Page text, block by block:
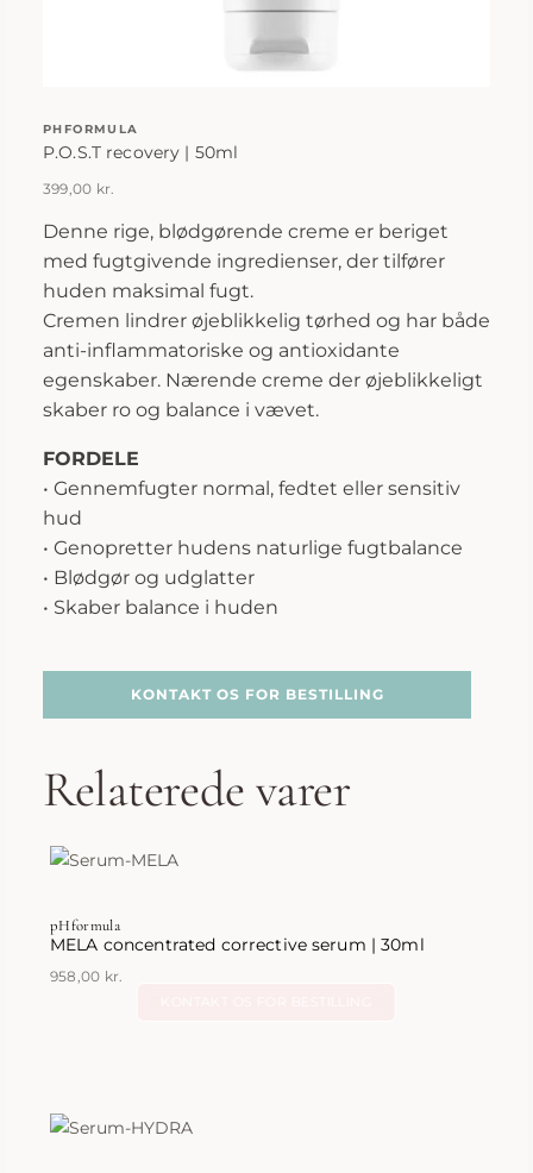
PHFORMULA
P.O.S.T recovery | 50ml
399,00 kr.
Denne rige, blødgørende creme er beriget
med fugtgivende ingredienser, der tilfører
huden maksimal fugt.
Cremen lindrer øjeblikkelig tørhed og har både
anti-inflammatoriske og antioxidante
egenskaber. Nærende creme der øjeblikkeligt
skaber ro og balance i vævet.
FORDELE
• Gennemfugter normal, fedtet eller sensitiv
hud
• Genopretter hudens naturlige fugtbalance
• Blødgør og udglatter
• Skaber balance i huden
KONTAKT OS FOR BESTILLING
Relaterede varer
pHformula
MELA concentrated corrective serum | 30ml
958,00 kr.